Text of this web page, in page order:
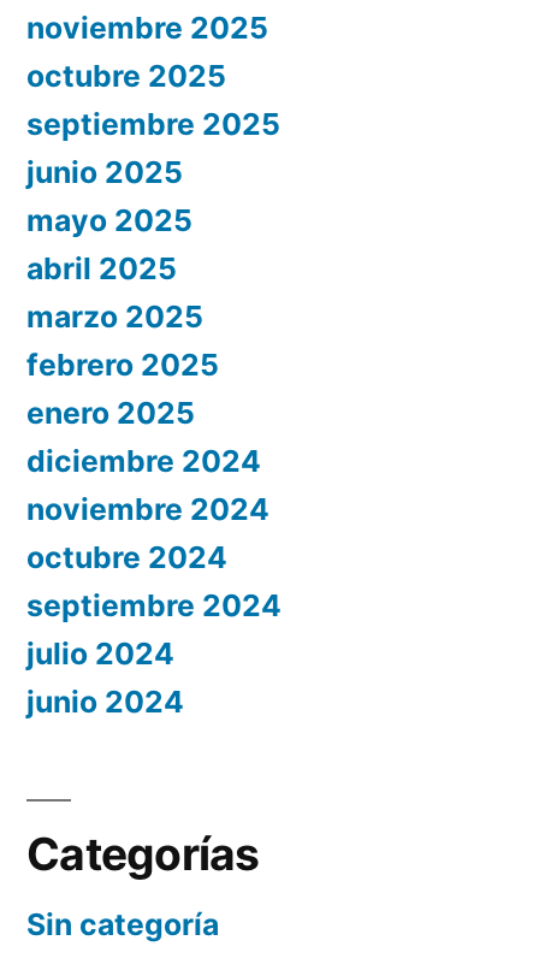
noviembre 2025
octubre 2025
septiembre 2025
junio 2025
mayo 2025
abril 2025
marzo 2025
febrero 2025
enero 2025
diciembre 2024
noviembre 2024
octubre 2024
septiembre 2024
julio 2024
junio 2024
Categorías
Sin categoría